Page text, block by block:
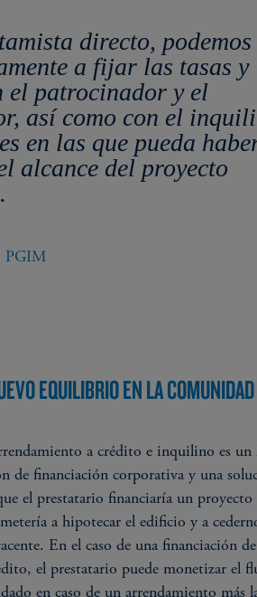
directo, podemos
a fijar las tasas y
el patrocinador y el
así como con el
en las que pueda
alcance del proyecto
PGIM​
EQUILIBRIO EN LA
a crédito e inquilino es
de financiación corporativa y una
el prestatario financiaría un proyecto
a hipotecar el edificio y a
En el caso de una financiación de
el prestatario puede monetizar el
en caso de un arrendamiento más